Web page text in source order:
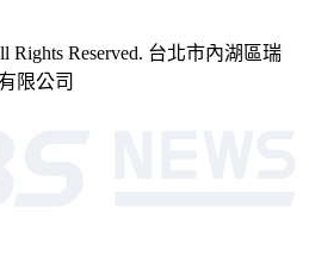
Rights Reserved. 台北市內湖區瑞
限公司